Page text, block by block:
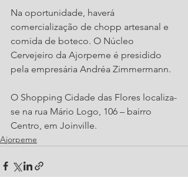
Na oportunidade, haverá
comercialização de chopp artesanal e
comida de boteco. O Núcleo
Cervejeiro da Ajorpeme é presidido
pela empresária Andréa Zimmermann.
O Shopping Cidade das Flores localiza-
se na rua Mário Logo, 106 – bairro
Centro, em Joinville.
Ajorpeme